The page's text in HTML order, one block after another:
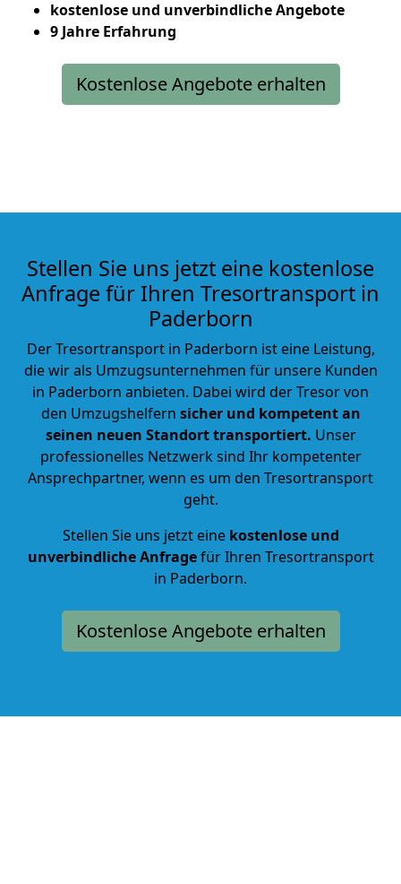
kostenlose und unverbindliche Angebote
9 Jahre Erfahrung
Kostenlose Angebote erhalten
Stellen Sie uns jetzt eine kostenlose
Anfrage für Ihren Tresortransport in
Paderborn
Der Tresortransport in Paderborn ist eine Leistung,
die wir als Umzugsunternehmen für unsere Kunden
in Paderborn anbieten. Dabei wird der Tresor von
den Umzugshelfern sicher und kompetent an
seinen neuen Standort transportiert. Unser
professionelles Netzwerk sind Ihr kompetenter
Ansprechpartner, wenn es um den Tresortransport
geht.
Stellen Sie uns jetzt eine kostenlose und
unverbindliche Anfragefür Ihren Tresortransport
in Paderborn.
Kostenlose Angebote erhalten